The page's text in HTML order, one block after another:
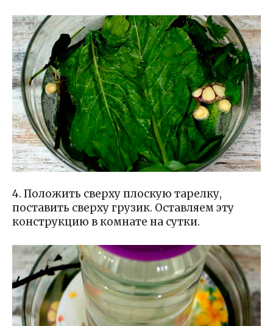
4. Положить сверху плоскую тарелку,
поставить сверху грузик. Оставляем эту
конструкцию в комнате на сутки.